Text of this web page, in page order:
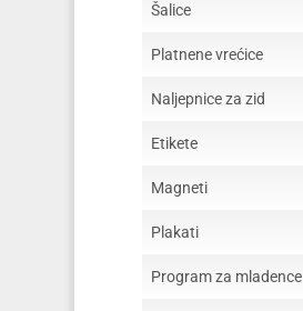
Šalice
Platnene vrećice
Naljepnice za zid
Etikete
Magneti
Plakati
Program za mladence